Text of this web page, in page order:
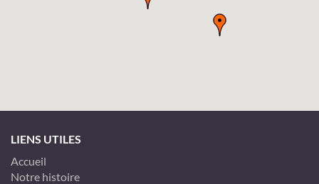
LIENS UTILES
Accueil
Notre histoire